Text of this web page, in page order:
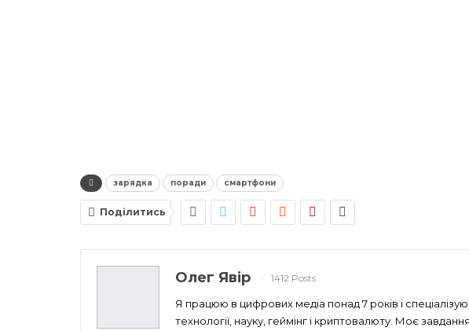
зарядка поради смартфони
Поділитись
Олег Явір 1412 Posts
Я працюю в цифрових медіа понад 7 років і
технології, науку, геймінг і криптовалюту. Моє